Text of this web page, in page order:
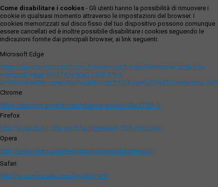
Come disabilitare i cookies - Gli utenti hanno la possibilità di rimuovere i
cookie in qualsiasi momento attraverso le impostazioni del browser. I
cookies memorizzati sul disco fisso del tuo dispositivo possono comunque
essere cancellati ed è inoltre possibile disabilitare i cookies seguendo le
indicazioni fornite dai principali browser, ai link seguenti:
Microsoft Edge
https://support.microsoft.com/it-it/microsoft-edge/eliminare-i-cookie-in-
microsoft-edge-63947406-40ac-c3b8-57b9-
Chrome
https://support.google.com/chrome/answer/95647?hl=it
Firefox
http://support.mozilla.org/it/kb/Eliminare%20i%20cookie
Opera
http://www.opera.com/help/tutorials/security/privacy/
Safari
http://support.apple.com/kb/ph11920